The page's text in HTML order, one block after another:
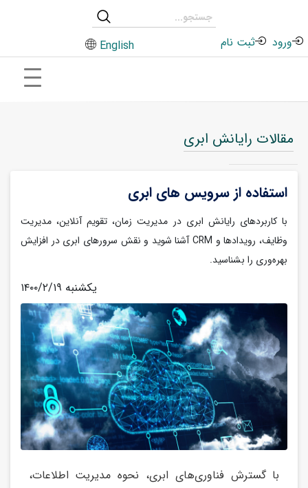
ورود ثبت نام English
مقالات رایانش ابری
استفاده از سرویس های ابری
با کاربردهای رایانش ابری در مدیریت زمان، تقویم آنلاین، مدیریت
وظایف، رویدادها و CRM آشنا شوید و نقش سرورهای ابری در افزایش
بهره‌وری را بشناسید.
۱۴۰۰/۲/۱۹ یکشنبه
با گسترش فناوری‌های ابری، نحوه مدیریت اطلاعات،